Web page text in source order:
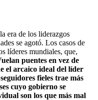
era de los liderazgos
se agotó. Los casos de
líderes mundiales, que,
puentes en vez de
el arcaico ideal del líder
fieles trae más
cuyo gobierno se
son los que más mal